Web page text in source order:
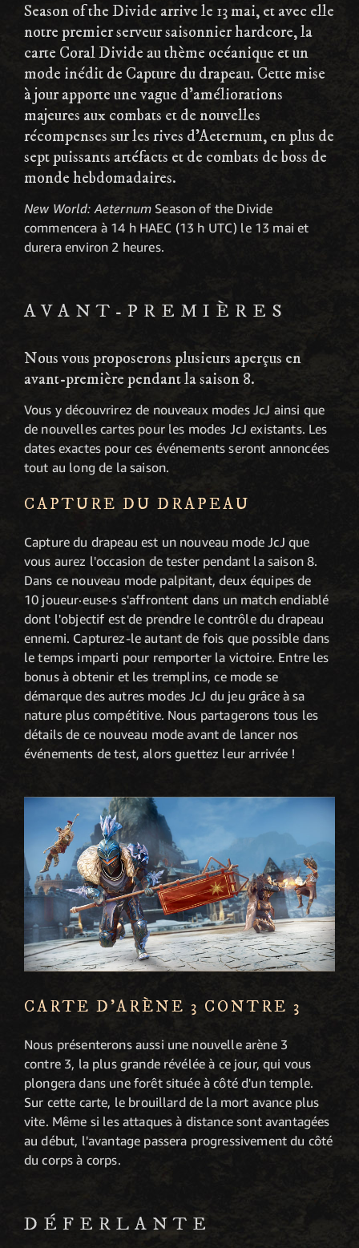
Season of the Divide arrive le 13 mai, et avec elle
notre premier serveur saisonnier hardcore, la
carte Coral Divide au thème océanique et un
mode inédit de Capture du drapeau. Cette mise
à jour apporte une vague d'améliorations
majeures aux combats et de nouvelles
récompenses sur les rives d'Aeternum, en plus de
sept puissants artéfacts et de combats de boss de
monde hebdomadaires.
New World: Aeternum Season of the Divide
commencera à 14 h HAEC (13 h UTC) le 13 mai et
durera environ 2 heures.
AVANT-PREMIÈRES
Nous vous proposerons plusieurs aperçus en
avant-première pendant la saison 8.
Vous y découvrirez de nouveaux modes JcJ ainsi que
de nouvelles cartes pour les modes JcJ existants. Les
dates exactes pour ces événements seront annoncées
tout au long de la saison.
CAPTURE DU DRAPEAU
Capture du drapeau est un nouveau mode JcJ que
vous aurez l'occasion de tester pendant la saison 8.
Dans ce nouveau mode palpitant, deux équipes de
10 joueur·euse·s s'affrontent dans un match endiablé
dont l'objectif est de prendre le contrôle du drapeau
ennemi. Capturez-le autant de fois que possible dans
le temps imparti pour remporter la victoire. Entre les
bonus à obtenir et les tremplins, ce mode se
démarque des autres modes JcJ du jeu grâce à sa
nature plus compétitive. Nous partagerons tous les
détails de ce nouveau mode avant de lancer nos
événements de test, alors guettez leur arrivée !
CARTE D'ARÈNE 3 CONTRE 3
Nous présenterons aussi une nouvelle arène 3
contre 3, la plus grande révélée à ce jour, qui vous
plongera dans une forêt située à côté d'un temple.
Sur cette carte, le brouillard de la mort avance plus
vite. Même si les attaques à distance sont avantagées
au début, l'avantage passera progressivement du côté
du corps à corps.
DÉFERLANTE